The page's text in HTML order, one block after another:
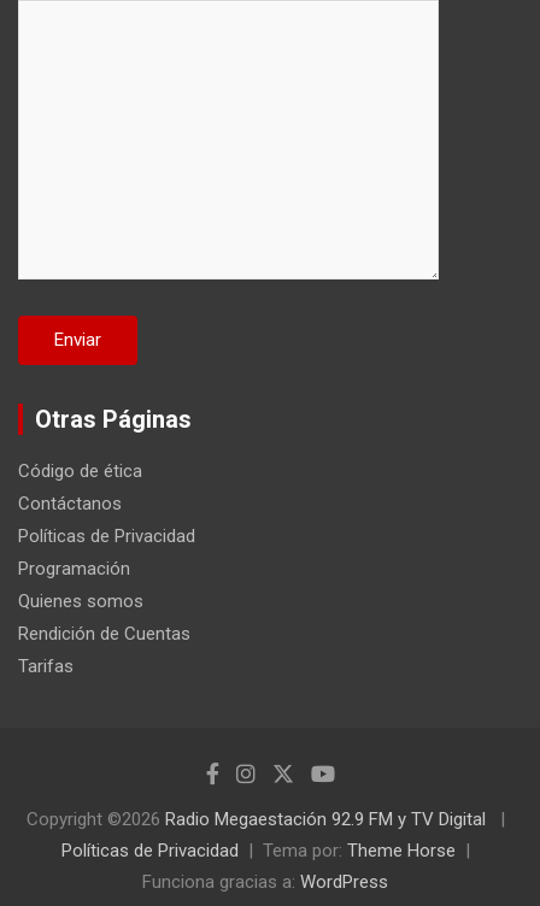
Otras Páginas
Código de ética
Contáctanos
Políticas de Privacidad
Programación
Quienes somos
Rendición de Cuentas
Tarifas
Copyright ©2026 Radio Megaestación 92.9 FM y TV Digital
Políticas de Privacidad
Tema por: Theme Horse
Funciona gracias a: WordPress